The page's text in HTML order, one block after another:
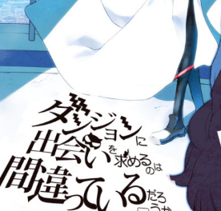
リーダー設定
文字サイズ、エフェクトの変更などを行います。